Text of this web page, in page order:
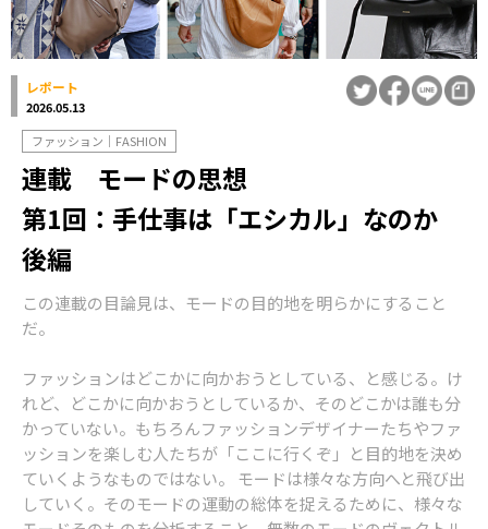
レポート
2026.05.13
ファッション｜FASHION
連載 モードの思想
第1回：手仕事は「エシカル」なのか
後編
この連載の目論見は、モードの目的地を明らかにすること
だ。
ファッションはどこかに向かおうとしている、と感じる。け
れど、どこかに向かおうとしているか、そのどこかは誰も分
かっていない。もちろんファッションデザイナーたちやファ
ッションを楽しむ人たちが「ここに行くぞ」と目的地を決め
ていくようなものではない。 モードは様々な方向へと飛び出
していく。そのモードの運動の総体を捉えるために、様々な